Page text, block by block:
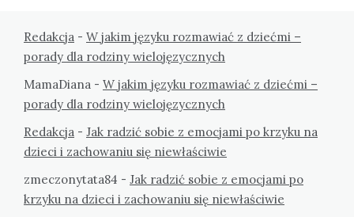
Redakcja - W jakim języku rozmawiać z dziećmi –
porady dla rodziny wielojęzycznych
MamaDiana - W jakim języku rozmawiać z dziećmi –
porady dla rodziny wielojęzycznych
Redakcja - Jak radzić sobie z emocjami po krzyku na
dzieci i zachowaniu się niewłaściwie
zmeczonytata84 - Jak radzić sobie z emocjami po
krzyku na dzieci i zachowaniu się niewłaściwie